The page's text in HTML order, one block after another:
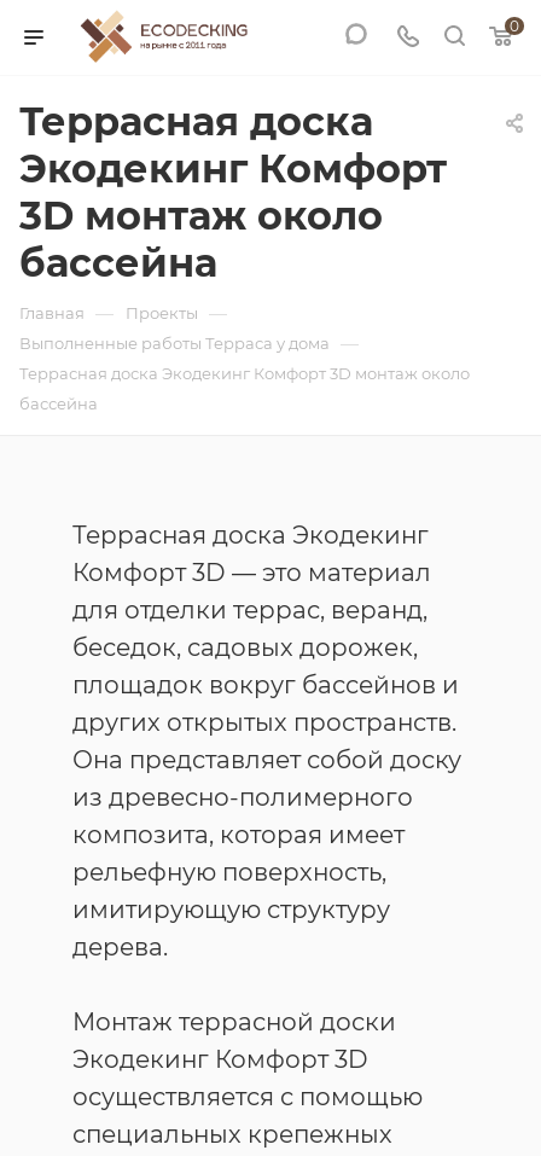
0
Террасная доска
Экодекинг Комфорт
3D монтаж около
бассейна
Главная — Проекты —
Выполненные работы Терраса у дома —
Террасная доска Экодекинг Комфорт 3D монтаж около
бассейна
Террасная доска Экодекинг
Комфорт 3D — это материал
для отделки террас, веранд,
беседок, садовых дорожек,
площадок вокруг бассейнов и
других открытых пространств.
Она представляет собой доску
из древесно-полимерного
композита, которая имеет
рельефную поверхность,
имитирующую структуру
дерева.
Монтаж террасной доски
Экодекинг Комфорт 3D
осуществляется с помощью
специальных крепежных